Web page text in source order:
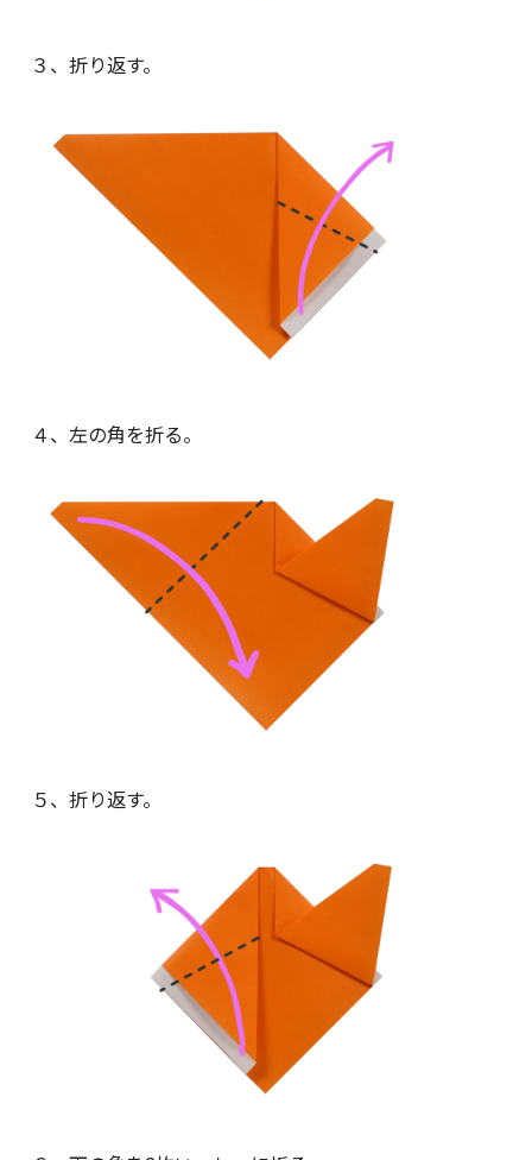
３、折り返す。
４、左の角を折る。
５、折り返す。